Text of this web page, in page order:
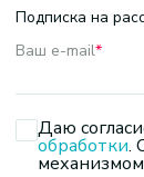
Подписка на
Ваш e-mail*
Даю
обработки.
механизмом